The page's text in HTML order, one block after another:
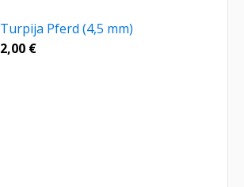
Turpija Pferd (4,5 mm)
2,00 €